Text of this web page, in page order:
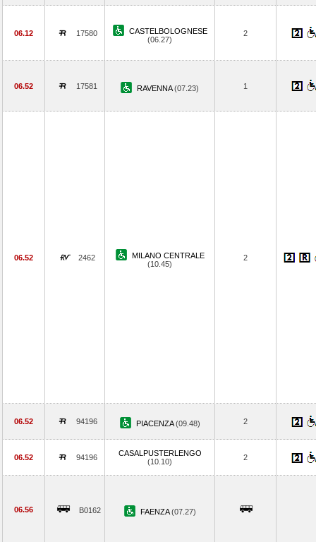
06.12 17580
CASTELBOLOGNESE
(06.27)
2
06.52 17581 RAVENNA(07.23) 1
06.52 2462
MILANO CENTRALE
(10.45)
2
06.52 94196 PIACENZA(09.48) 2
06.52 94196
CASALPUSTERLENGO
(10.10)
2
06.56 B0162 FAENZA(07.27)